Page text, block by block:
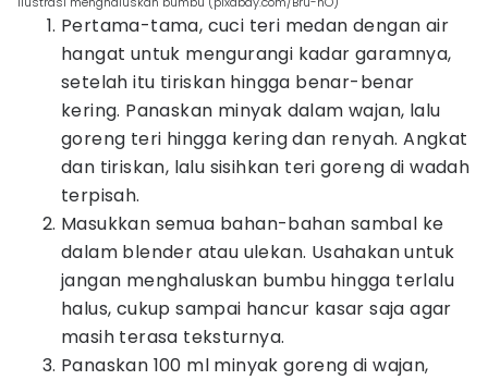
Pertama-tama, cuci teri medan dengan air
hangat untuk mengurangi kadar garamnya,
setelah itu tiriskan hingga benar-benar
kering. Panaskan minyak dalam wajan, lalu
goreng teri hingga kering dan renyah. Angkat
dan tiriskan, lalu sisihkan teri goreng di wadah
terpisah.
Masukkan semua bahan-bahan sambal ke
dalam blender atau ulekan. Usahakan untuk
jangan menghaluskan bumbu hingga terlalu
halus, cukup sampai hancur kasar saja agar
masih terasa teksturnya.
Panaskan 100 ml minyak goreng di wajan,